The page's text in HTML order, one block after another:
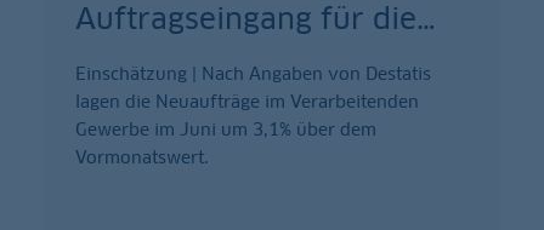
Auftragseingang für die…
Einschätzung | Nach Angaben von Destatis
lagen die Neuaufträge im Verarbeitenden
Gewerbe im Juni um 3,1% über dem
Vormonatswert.